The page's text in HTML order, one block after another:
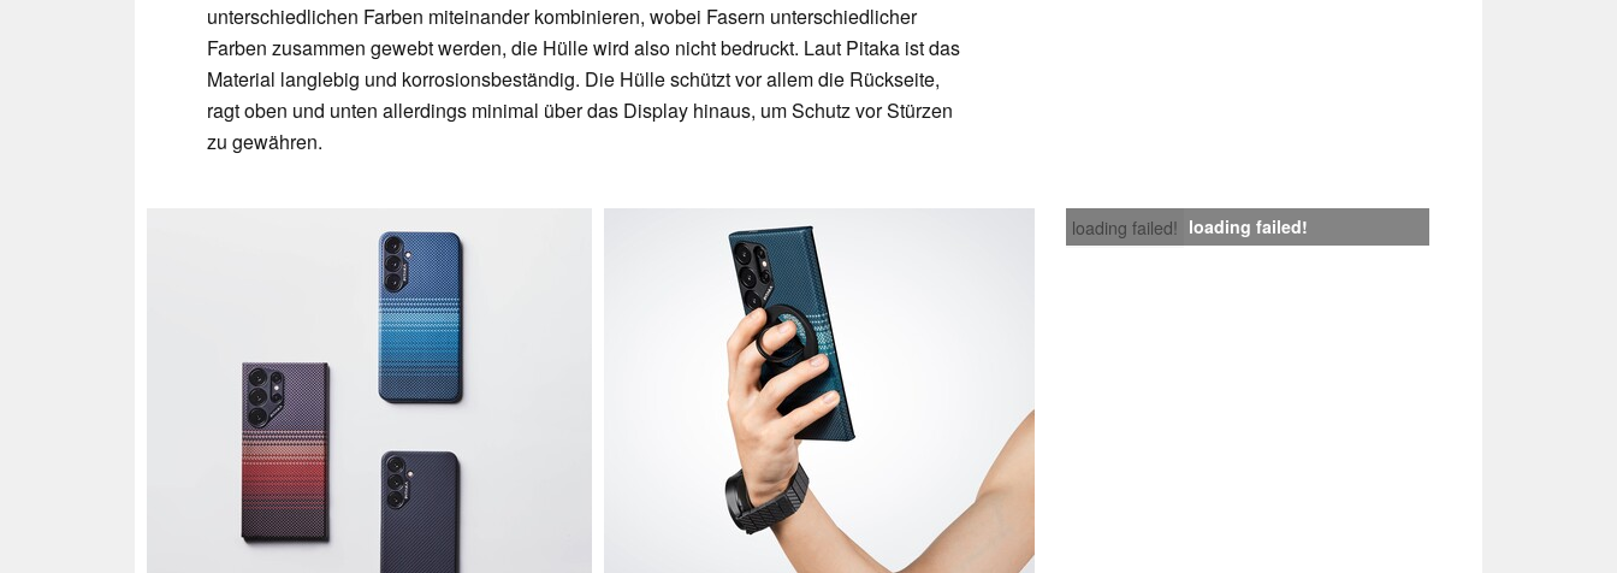
unterschiedlichen Farben miteinander kombinieren, wobei Fasern unterschiedlicher
Farben zusammen gewebt werden, die Hülle wird also nicht bedruckt. Laut Pitaka ist das
Material langlebig und korrosionsbeständig. Die Hülle schützt vor allem die Rückseite,
ragt oben und unten allerdings minimal über das Display hinaus, um Schutz vor Stürzen
zu gewähren.
loading failed! loading failed!